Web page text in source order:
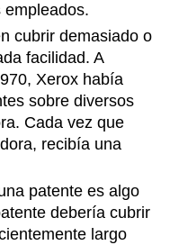
empleados.
cubrir demasiado o
facilidad. A
Xerox había
sobre diversos
Cada vez que
recibía una
patente es algo
debería cubrir
largo